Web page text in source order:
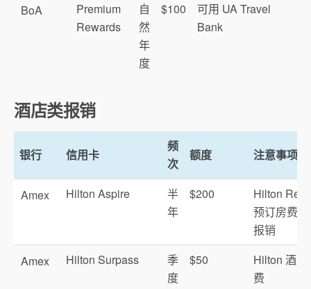
BoA
Premium
Rewards
自
然
年
度
$100
可用 UA Travel
Bank
酒店类报销
银行 信用卡
频
次
额度 注意事项
Amex Hilton Aspire
半
年
$200
Hilton
预订房费
报销
Amex
Hilton Surpass
季
度
$50
Hilton 酒店
费